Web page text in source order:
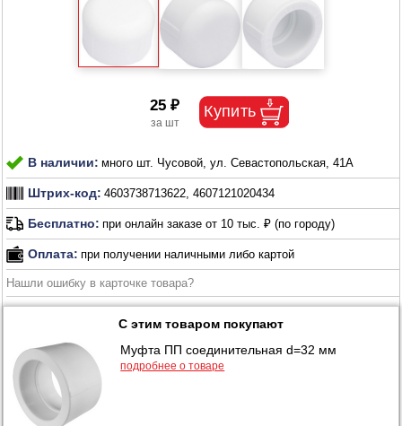
25 ₽
В наличии: много шт. Чусовой, ул. Севастопольская, 41А
Штрих-код: 4603738713622, 4607121020434
Бесплатно: при онлайн заказе от 10 тыс. ₽ (по городу)
Оплата: при получении наличными либо картой
Нашли ошибку в карточке товара?
С этим товаром покупают
Муфта ПП соединительная d=32 мм
подробнее о товаре